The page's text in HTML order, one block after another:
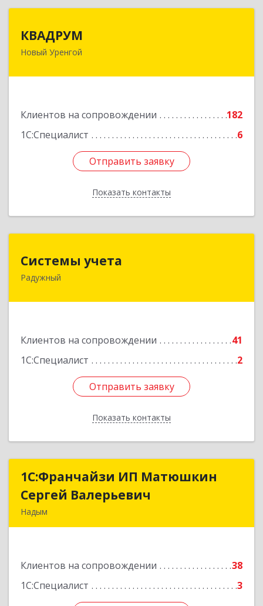
КВАДРУМ
Новый Уренгой
Клиентов на сопровождении
182
1С:Специалист
6
Отправить заявку
Показать контакты
629309, Ямало-Ненецкий АО, Новый Уренгой г,
Отправить заявку
Назад
Системы учета
Радужный
Клиентов на сопровождении
41
1С:Специалист
2
Отправить заявку
Показать контакты
628462, Ханты-Мансийский Автономный округ
Отправить заявку
Назад
1С:Франчайзи ИП Матюшкин
Сергей Валерьевич
Надым
Клиентов на сопровождении
38
1С:Специалист
3
1С:Франчайзи ИП Матюшкин
Сергей Валерьевич
Подробнее